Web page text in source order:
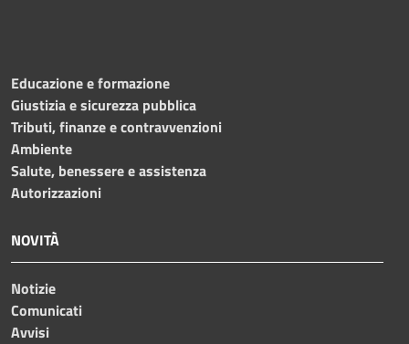
Educazione e formazione
Giustizia e sicurezza pubblica
Tributi, finanze e contravvenzioni
Ambiente
Salute, benessere e assistenza
Autorizzazioni
NOVITÀ
Notizie
Comunicati
Avvisi